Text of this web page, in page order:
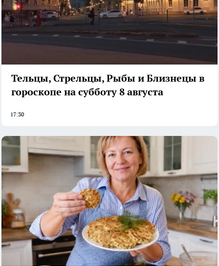
Тельцы, Стрельцы, Рыбы и Близнецы в
гороскопе на субботу 8 августа
17:30